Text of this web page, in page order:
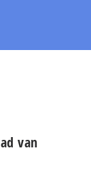
van